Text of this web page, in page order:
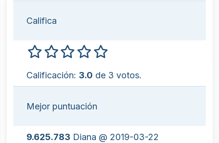
Califica
Calificación: 3.0 de 3 votos.
Mejor puntuación
9.625.783 Diana @ 2019-03-22